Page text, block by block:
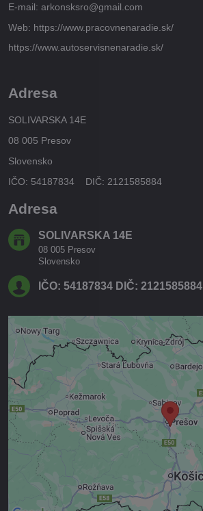
E-mail: arkonsksro@gmail.com
Web: https://www.pracovnenaradie.sk/
https://www.autoservisnenaradie.sk/
Adresa
SOLIVARSKA 14E
08 005 Presov
Slovensko
IČO: 54187834 DIČ: 2121585884
Adresa
SOLIVARSKA 14E
08 005 Presov
Slovensko
IČO: 54187834 DIČ: 2121585884
Externý obsah je blokovaný
Voľbami súkromia
Prajete si načítať externý obsah?
Povoliť tentokrát
Povoliť a zapamätať - súhlas s
druhom cookie: Funkčné
Otvoriť obsah v novom okne